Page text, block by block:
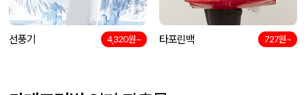
선풍기 4,320원~ 타포린백 727원~